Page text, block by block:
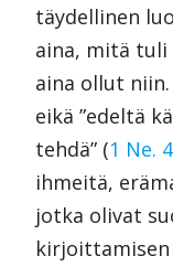
täydellinen
aina, mitä
aina ollut
eikä ”edeltä
tehdä” (1 Ne.
ihmeitä,
jotka olivat